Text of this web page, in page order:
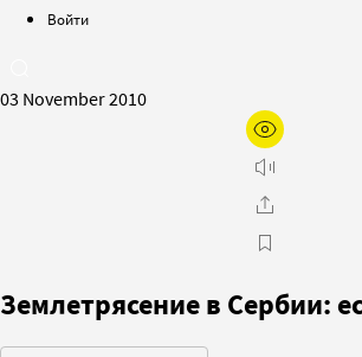
Войти
03 November 2010
Землетрясение в Сербии: